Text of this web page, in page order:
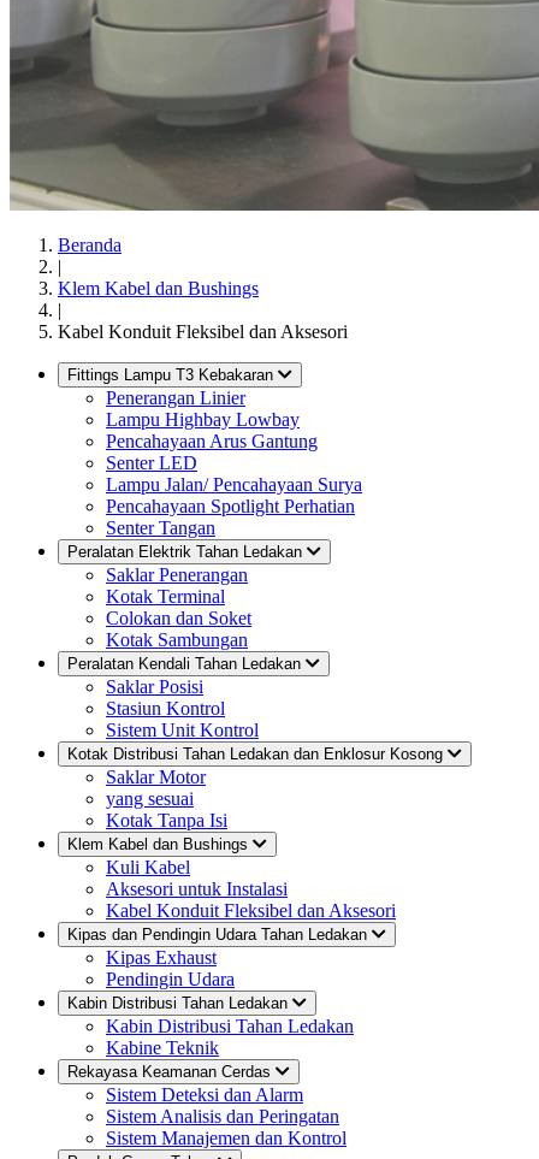
Beranda
|
Klem Kabel dan Bushings
|
Kabel Konduit Fleksibel dan Aksesori
Fittings Lampu T3 Kebakaran
Penerangan Linier
Lampu Highbay Lowbay
Pencahayaan Arus Gantung
Senter LED
Lampu Jalan/ Pencahayaan Surya
Pencahayaan Spotlight Perhatian
Senter Tangan
Peralatan Elektrik Tahan Ledakan
Saklar Penerangan
Kotak Terminal
Colokan dan Soket
Kotak Sambungan
Peralatan Kendali Tahan Ledakan
Saklar Posisi
Stasiun Kontrol
Sistem Unit Kontrol
Kotak Distribusi Tahan Ledakan dan Enklosur Kosong
Saklar Motor
yang sesuai
Kotak Tanpa Isi
Klem Kabel dan Bushings
Kuli Kabel
Aksesori untuk Instalasi
Kabel Konduit Fleksibel dan Aksesori
Kipas dan Pendingin Udara Tahan Ledakan
Kipas Exhaust
Pendingin Udara
Kabin Distribusi Tahan Ledakan
Kabin Distribusi Tahan Ledakan
Kabine Teknik
Rekayasa Keamanan Cerdas
Sistem Deteksi dan Alarm
Sistem Analisis dan Peringatan
Sistem Manajemen dan Kontrol